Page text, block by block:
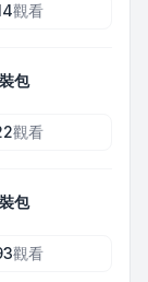
觀看
包
觀看
包
觀看